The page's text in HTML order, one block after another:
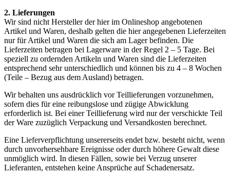
2. Lieferungen
Wir sind nicht Hersteller der hier im Onlineshop angebotenen
Artikel und Waren, deshalb gelten die hier angegebenen Lieferzeiten
nur für Artikel und Waren die sich am Lager befinden. Die
Lieferzeiten betragen bei Lagerware in der Regel 2 – 5 Tage. Bei
speziell zu ordernden Artikeln und Waren sind die Lieferzeiten
entsprechend sehr unterschiedlich und können bis zu 4 – 8 Wochen
(Teile – Bezug aus dem Ausland) betragen.
Wir behalten uns ausdrücklich vor Teillieferungen vorzunehmen,
sofern dies für eine reibungslose und zügige Abwicklung
erforderlich ist. Bei einer Teillieferung wird nur der verschickte Teil
der Ware zuzüglich Verpackung und Versandkosten berechnet.
Eine Lieferverpflichtung unsererseits endet bzw. besteht nicht, wenn
durch unvorhersehbare Ereignisse oder durch höhere Gewalt diese
unmöglich wird. In diesen Fällen, sowie bei Verzug unserer
Lieferanten, entstehen keine Ansprüche auf Schadenersatz.